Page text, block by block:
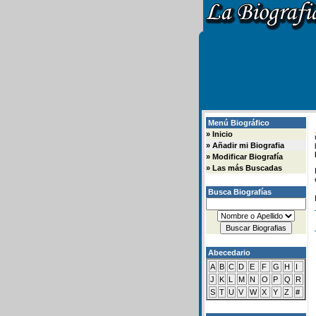
Menú Biográfico
» Inicio
» Añadir mi Biografia
» Modificar Biografía
» Las más Buscadas
Busca Biografías
Abecedario
A B C D E F G H
I
J
K L M N O P Q
R
S T U V W X Y Z #